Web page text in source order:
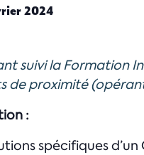
2024
suivi la Formation
de proximité
:
spécifiques d’un